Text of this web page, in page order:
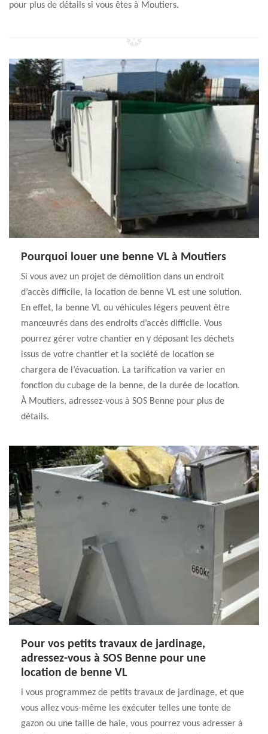
pour plus de détails si vous êtes à Moutiers.
Pourquoi louer une benne VL à Moutiers
Si vous avez un projet de démolition dans un endroit
d’accès difficile, la location de benne VL est une solution.
En effet, la benne VL ou véhicules légers peuvent être
manœuvrés dans des endroits d’accès difficile. Vous
pourrez gérer votre chantier en y déposant les déchets
issus de votre chantier et la société de location se
chargera de l’évacuation. La tarification va varier en
fonction du cubage de la benne, de la durée de location.
À Moutiers, adressez-vous à SOS Benne pour plus de
détails.
Pour vos petits travaux de jardinage,
adressez-vous à SOS Benne pour une
location de benne VL
i vous programmez de petits travaux de jardinage, et que
vous allez vous-même les exécuter telles une tonte de
gazon ou une taille de haie, vous pourrez vous adresser à